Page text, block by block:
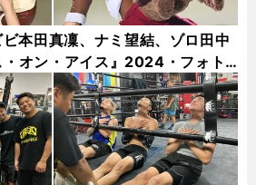
本田真凜、ナミ望結、ゾロ田中
オン・アイス』2024・フォト